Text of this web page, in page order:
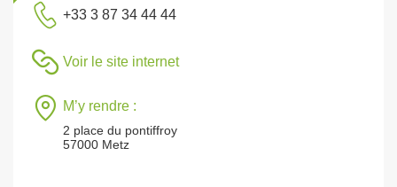
+33 3 87 34 44 44
Voir le site internet
M’y rendre :
2 place du pontiffroy
57000 Metz